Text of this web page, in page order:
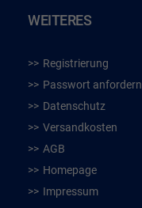
WEITERES
Registrierung
Passwort anfordern
Datenschutz
Versandkosten
AGB
Homepage
Impressum